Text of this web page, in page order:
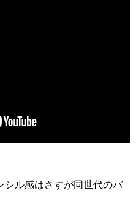
シル感はさすが同世代のバ